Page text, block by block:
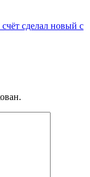
сделал новый с